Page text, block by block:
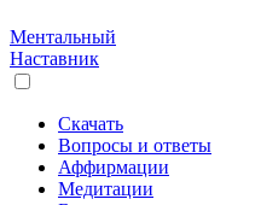
Ментальный
Наставник
Скачать
Вопросы и ответы
Аффирмации
Медитации